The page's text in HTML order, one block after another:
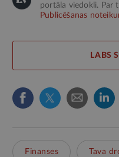
portāla viedokli. Par
Publicēšanas
LABS
Finanses Tava